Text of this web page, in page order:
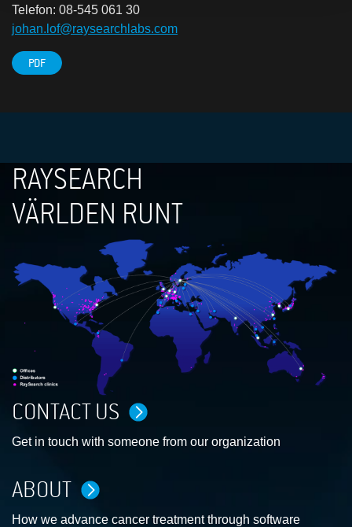
Telefon: 08-545 061 30
johan.lof@raysearchlabs.com
PDF
RAYSEARCH
VÄRLDEN RUNT
CONTACT US
Get in touch with someone from our organization
ABOUT
How we advance cancer treatment through software